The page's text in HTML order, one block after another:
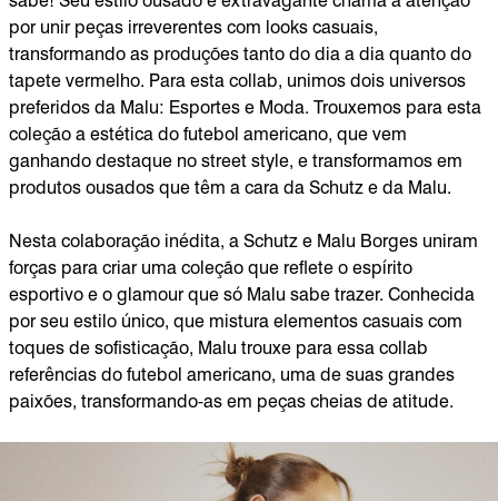
por unir peças irreverentes com looks casuais,
transformando as produções tanto do dia a dia quanto do
tapete vermelho. Para esta collab, unimos dois universos
preferidos da Malu: Esportes e Moda. Trouxemos para esta
coleção a estética do futebol americano, que vem
ganhando destaque no street style, e transformamos em
produtos ousados que têm a cara da Schutz e da Malu.
Nesta colaboração inédita, a Schutz e Malu Borges uniram
forças para criar uma coleção que reflete o espírito
esportivo e o glamour que só Malu sabe trazer. Conhecida
por seu estilo único, que mistura elementos casuais com
toques de sofisticação, Malu trouxe para essa collab
referências do futebol americano, uma de suas grandes
paixões, transformando-as em peças cheias de atitude.